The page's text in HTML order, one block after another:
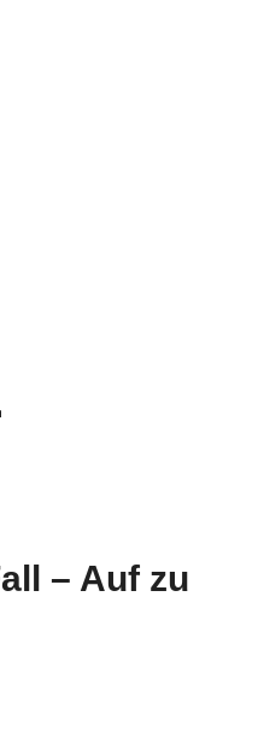
– Auf zu